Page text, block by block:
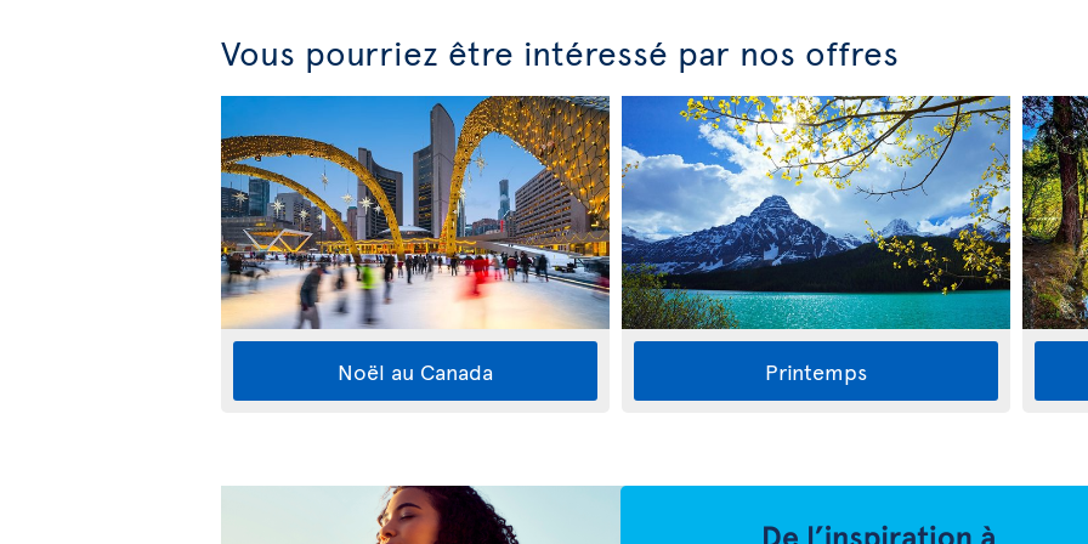
Vous pourriez être intéressé par nos offres
Noël au Canada Printemps